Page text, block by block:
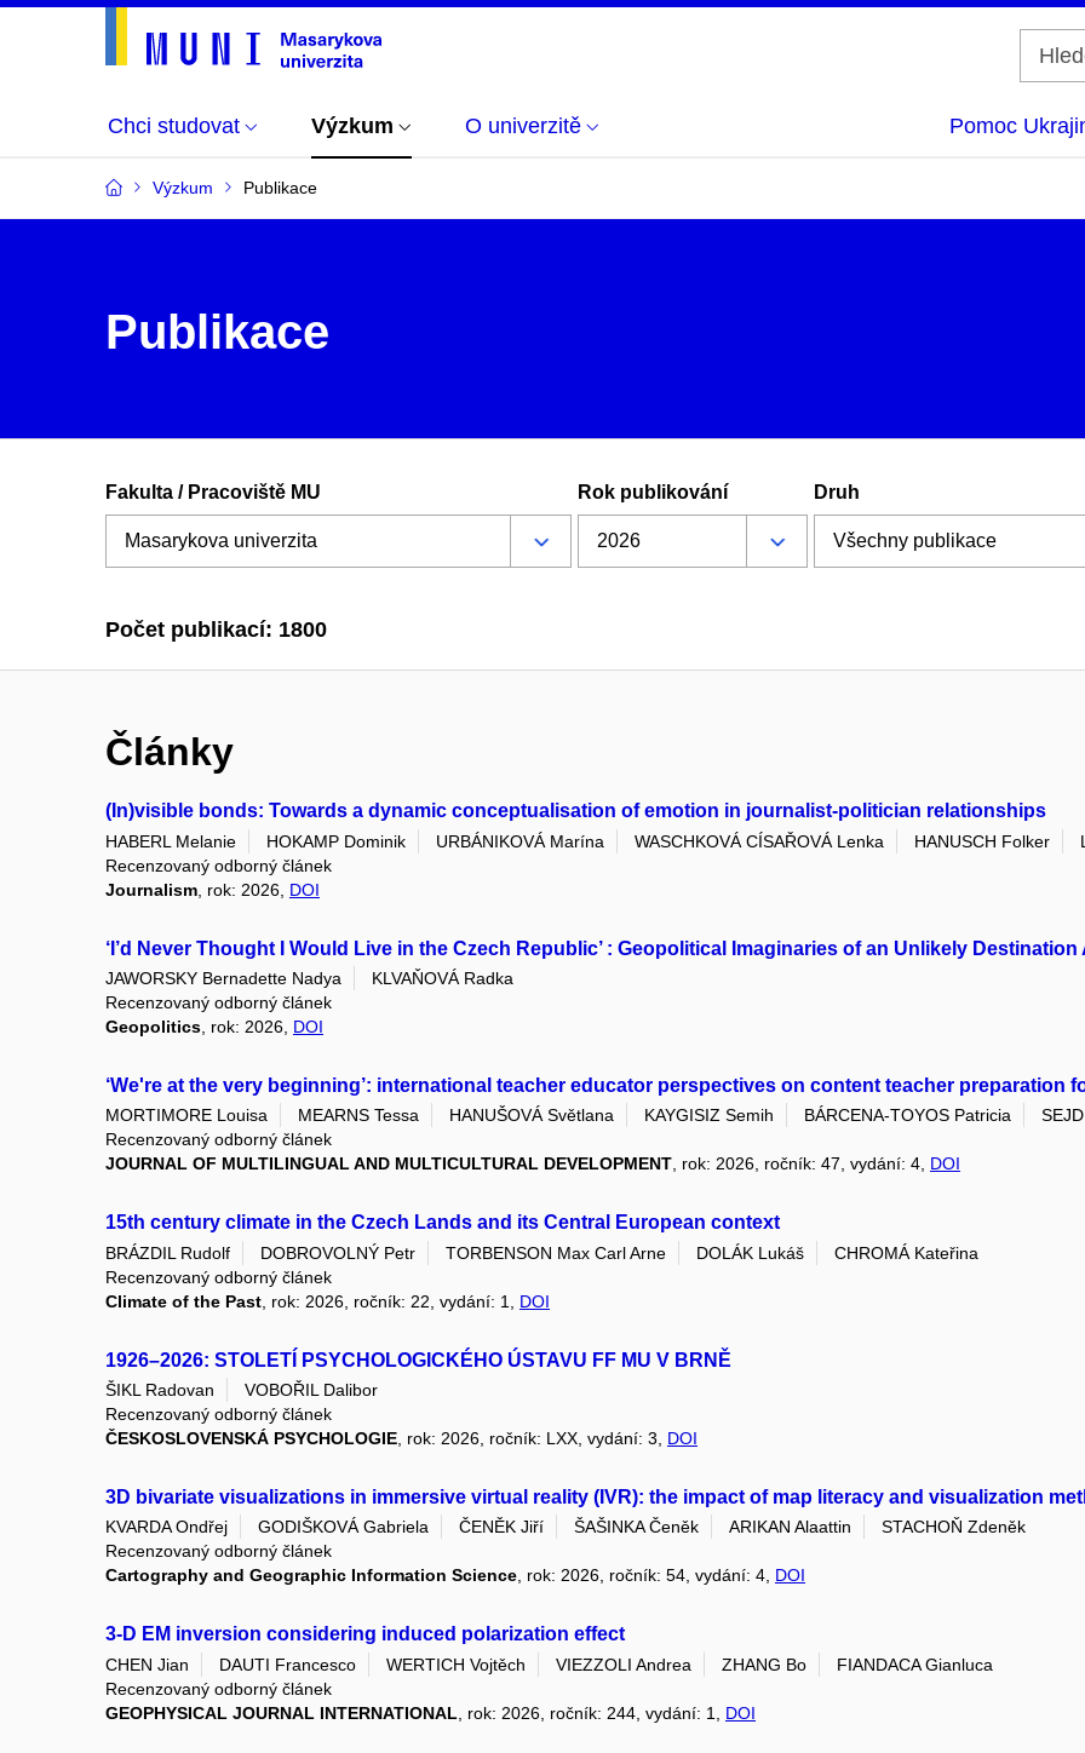
Chci studovat Výzkum O univerzitě Pomoc
Výzkum Publikace
Publikace
Fakulta / Pracoviště MU Rok publikování Druh
Počet publikací: 1800
Články
(In)visible bonds: Towards a dynamic conceptualisation of emotion in journalist-politician relationships
HABERL Melanie HOKAMP Dominik URBÁNIKOVÁ Marína WASCHKOVÁ CÍSAŘOVÁ Lenka HANUSCH Folker
Recenzovaný odborný článek
Journalism , rok: 2026, DOI
‘I’d Never Thought I Would Live in the Czech Republic’ : Geopolitical Imaginaries of an Unlikely
JAWORSKY Bernadette Nadya
KLVAŇOVÁ Radka
Recenzovaný odborný článek
Geopolitics , rok: 2026, DOI
‘We're at the very beginning’: international teacher educator perspectives on content teacher preparation
MORTIMORE Louisa MEARNS Tessa HANUŠOVÁ Světlana KAYGISIZ Semih BÁRCENA-TOYOS Patricia
Recenzovaný odborný článek
JOURNAL OF MULTILINGUAL AND MULTICULTURAL DEVELOPMENT, rok: 2026, ročník: 47, vydání: 4, DOI
15th century climate in the Czech Lands and its Central European context
BRÁZDIL Rudolf DOBROVOLNÝ Petr TORBENSON Max Carl Arne DOLÁK Lukáš
CHROMÁ Kateřina
Recenzovaný odborný článek
Climate of the Past , rok: 2026, ročník: 22, vydání: 1, DOI
1926–2026: STOLETÍ PSYCHOLOGICKÉHO ÚSTAVU FF MU V BRNĚ
ŠIKL Radovan
VOBOŘIL Dalibor
Recenzovaný odborný článek
ČESKOSLOVENSKÁ PSYCHOLOGIE , rok: 2026, ročník: LXX, vydání: 3, DOI
3D bivariate visualizations in immersive virtual reality (IVR): the impact of map literacy and visualization
KVARDA Ondřej GODIŠKOVÁ Gabriela ČENĚK Jiří ŠAŠINKA Čeněk ARIKAN Alaattin
STACHOŇ Zdeněk
Recenzovaný odborný článek
Cartography and Geographic Information Science, rok: 2026, ročník: 54, vydání: 4, DOI
3-D EM inversion considering induced polarization effect
CHEN Jian DAUTI Francesco WERTICH Vojtěch VIEZZOLI Andrea ZHANG Bo
FIANDACA Gianluca
Recenzovaný odborný článek
GEOPHYSICAL JOURNAL INTERNATIONAL , rok: 2026, ročník: 244, vydání: 1, DOI